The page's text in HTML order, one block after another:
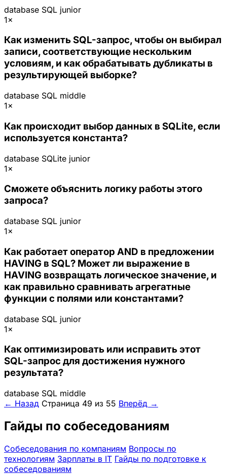
database SQL junior
1×
Как изменить SQL-запрос, чтобы он выбирал
записи, соответствующие нескольким
условиям, и как обрабатывать дубликаты в
результирующей выборке?
database SQL middle
1×
Как происходит выбор данных в SQLite, если
используется константа?
database SQLite junior
1×
Сможете объяснить логику работы этого
запроса?
database SQL junior
1×
Как работает оператор AND в предложении
HAVING в SQL? Может ли выражение в
HAVING возвращать логическое значение, и
как правильно сравнивать агрегатные
функции с полями или константами?
database SQL junior
1×
Как оптимизировать или исправить этот
SQL-запрос для достижения нужного
результата?
database SQL middle
← Назад Страница 49 из 55 Вперёд →
Гайды по собеседованиям
Собеседования по компаниям Вопросы по
технологиям Зарплаты в IT Гайды по подготовке к
собеседованиям